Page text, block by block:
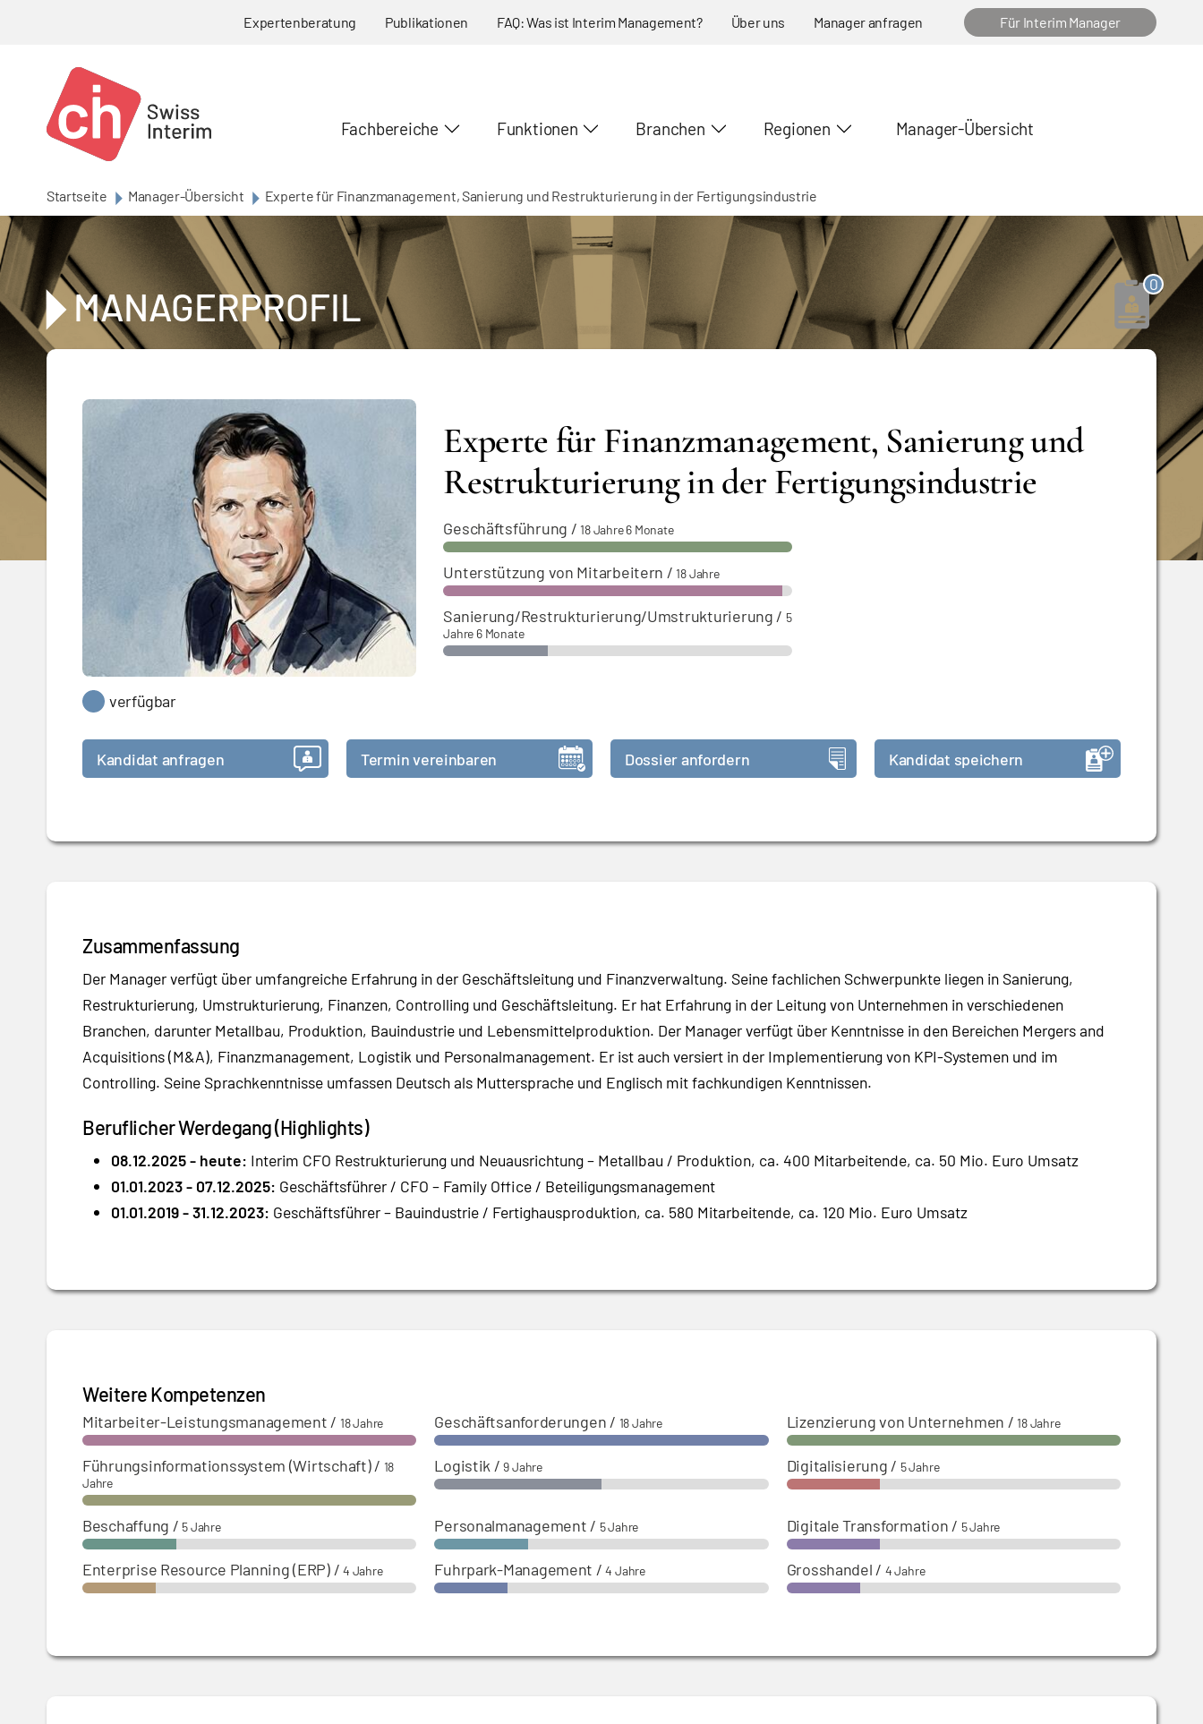
Expertenberatung Publikationen FAQ: Was ist Interim Management? Über uns Manager anfragen Für Interim Manager
Fachbereiche Funktionen Branchen Regionen Manager-Übersicht
Startseite Manager-Übersicht Experte für Finanzmanagement, Sanierung und Restrukturierung in der Fertigungsindustrie
MANAGERPROFIL 0
verfügbar
Experte für Finanzmanagement, Sanierung und
Restrukturierung in der Fertigungsindustrie
Geschäftsführung /18 Jahre 6 Monate
Unterstützung von Mitarbeitern /18 Jahre
Sanierung/Restrukturierung/Umstrukturierung / 5
Jahre 6 Monate
Kandidat anfragen Termin vereinbaren Dossier anfordern Kandidat speichern
Zusammenfassung
Der Manager verfügt über umfangreiche Erfahrung in der Geschäftsleitung und Finanzverwaltung. Seine fachlichen Schwerpunkte liegen in Sanierung,
Restrukturierung, Umstrukturierung, Finanzen, Controlling und Geschäftsleitung. Er hat Erfahrung in der Leitung von Unternehmen in verschiedenen
Branchen, darunter Metallbau, Produktion, Bauindustrie und Lebensmittelproduktion. Der Manager verfügt über Kenntnisse in den Bereichen Mergers and
Acquisitions (M&A), Finanzmanagement, Logistik und Personalmanagement. Er ist auch versiert in der Implementierung von KPI-Systemen und im
Controlling. Seine Sprachkenntnisse umfassen Deutsch als Muttersprache und Englisch mit fachkundigen Kenntnissen.
Beruflicher Werdegang (Highlights)
08.12.2025 - heute: Interim CFO Restrukturierung und Neuausrichtung – Metallbau / Produktion, ca. 400 Mitarbeitende, ca. 50 Mio. Euro Umsatz
01.01.2023 - 07.12.2025: Geschäftsführer / CFO – Family Office / Beteiligungsmanagement
01.01.2019 - 31.12.2023: Geschäftsführer – Bauindustrie / Fertighausproduktion, ca. 580 Mitarbeitende, ca. 120 Mio. Euro Umsatz
Weitere Kompetenzen
Mitarbeiter-Leistungsmanagement / 18 Jahre Geschäftsanforderungen / 18 Jahre Lizenzierung von Unternehmen /18 Jahre
Führungsinformationssystem (Wirtschaft)/ 18
Jahre
Logistik /9 Jahre Digitalisierung / 5 Jahre
Beschaffung / 5 Jahre Personalmanagement / 5 Jahre Digitale Transformation / 5 Jahre
Enterprise Resource Planning (ERP)/4 Jahre Fuhrpark-Management /4 Jahre Grosshandel / 4 Jahre